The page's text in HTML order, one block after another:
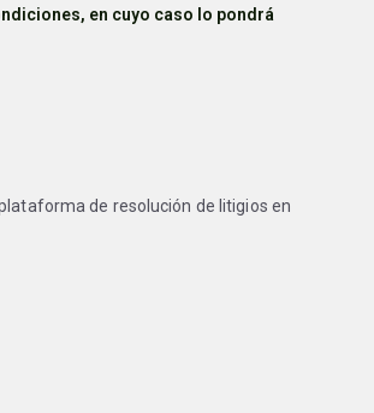
en cuyo caso lo pondrá
de resolución de litigios en